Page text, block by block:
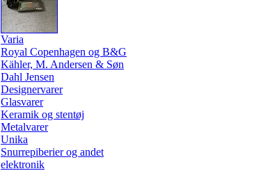
Varia
Royal Copenhagen og B&G
Kähler, M. Andersen & Søn
Dahl Jensen
Designervarer
Glasvarer
Keramik og stentøj
Metalvarer
Unika
Snurrepiberier og andet
elektronik